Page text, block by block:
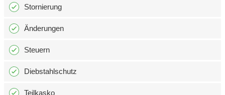
Stornierung
Änderungen
Steuern
Diebstahlschutz
Teilkasko